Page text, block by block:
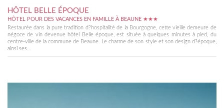
HÔTEL BELLE ÉPOQUE
HÔTEL POUR DES VACANCES EN FAMILLE À BEAUNE ★★★
Restaurée dans la pure tradition d?hospitalité de la Bourgogne, cette vieille demeure de
négoce de vin devenue hôtel Belle époque, est située à quelques minutes à pied, du
centre-ville de la commune de Beaune. Le charme de son style et son design d?époque,
ainsi ses...